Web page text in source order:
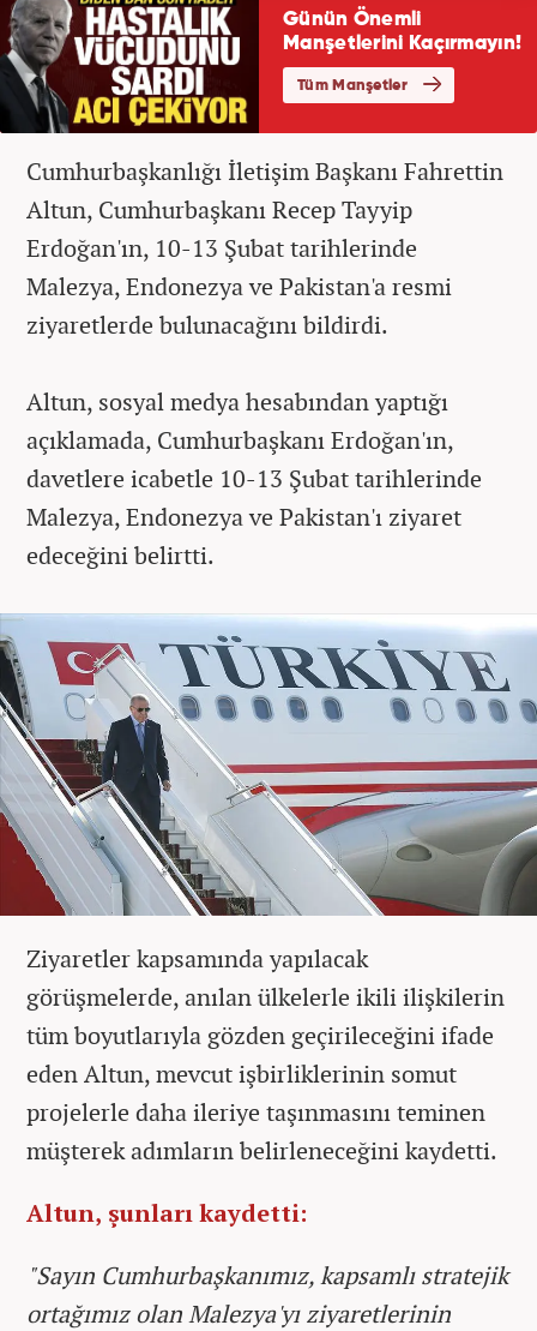
Cumhurbaşkanlığı İletişim Başkanı Fahrettin
Altun, Cumhurbaşkanı Recep Tayyip
Erdoğan'ın, 10-13 Şubat tarihlerinde
Malezya, Endonezya ve Pakistan'a resmi
ziyaretlerde bulunacağını bildirdi.
Altun, sosyal medya hesabından yaptığı
açıklamada, Cumhurbaşkanı Erdoğan'ın,
davetlere icabetle 10-13 Şubat tarihlerinde
Malezya, Endonezya ve Pakistan'ı ziyaret
edeceğini belirtti.
Ziyaretler kapsamında yapılacak
görüşmelerde, anılan ülkelerle ikili ilişkilerin
tüm boyutlarıyla gözden geçirileceğini ifade
eden Altun, mevcut işbirliklerinin somut
projelerle daha ileriye taşınmasını teminen
müşterek adımların belirleneceğini kaydetti.
Altun, şunları kaydetti:
"Sayın Cumhurbaşkanımız, kapsamlı stratejik
ortağımız olan Malezya'yı ziyaretlerinin